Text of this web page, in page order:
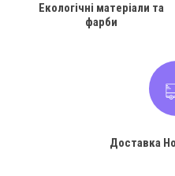
Екологічні матеріали та
фарби
Доставка